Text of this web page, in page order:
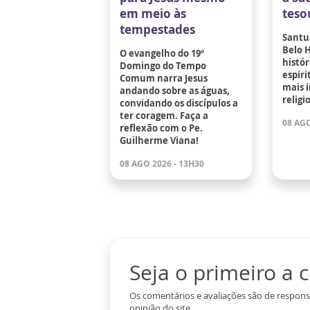
em meio às
tempestades
O evangelho do 19º
Domingo do Tempo
Comum narra Jesus
andando sobre as águas,
convidando os discípulos a
ter coragem. Faça a
reflexão com o Pe.
Guilherme Viana!
08 AGO 2026 - 13H30
Belo
mais
08
Seja o primeiro a
Os comentários e avaliações são de